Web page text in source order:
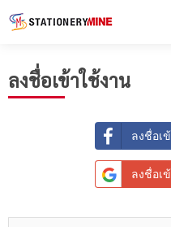
ลงชื่อเข้าใช้งาน
ลงชื่อเข้
ลงชื่อเ